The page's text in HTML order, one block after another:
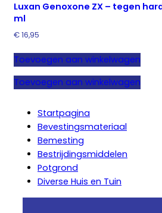
Luxan Genoxone ZX – tegen
ml
€16,95
Toevoegen aan winkelwagen
Toevoegen aan winkelwagen
Startpagina
Bevestingsmateriaal
Bemesting
Bestrijdingsmiddelen
Potgrond
Diverse Huis en Tuin